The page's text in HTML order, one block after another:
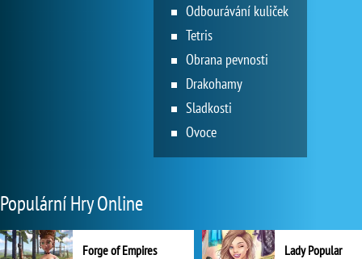
Odbourávání kuliček
Tetris
Obrana pevnosti
Drakohamy
Sladkosti
Ovoce
Populární Hry Online
Forge of Empires Lady Popular